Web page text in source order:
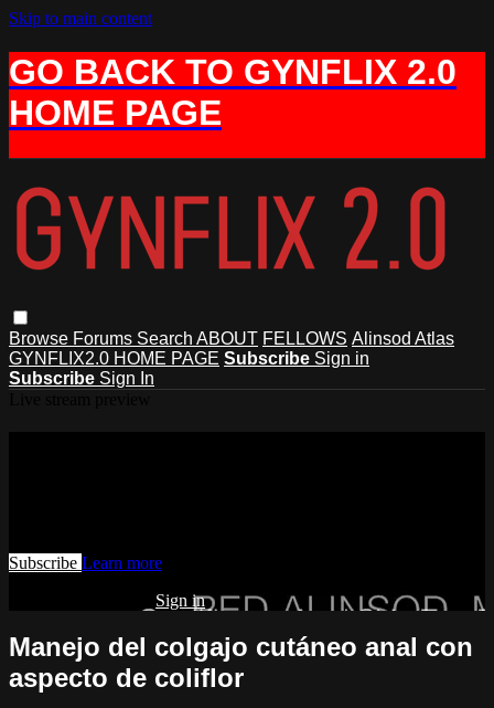
Skip to main content
GO BACK TO GYNFLIX 2.0
HOME PAGE
Browse Forums Search ABOUT FELLOWS Alinsod Atlas
GYNFLIX2.0 HOME PAGE Subscribe Sign in
Subscribe Sign In
Subscribe Learn more
Sign in
Manejo del colgajo cutáneo anal con
aspecto de coliflor